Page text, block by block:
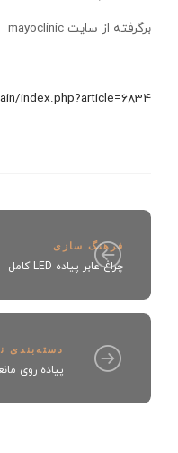
برگرفته از سايت mayoclinic
index.php?article=6834
فرهنگ سازی
چراغ عابر پیاده LED کامل
دسته‌بندی
پیاده روی